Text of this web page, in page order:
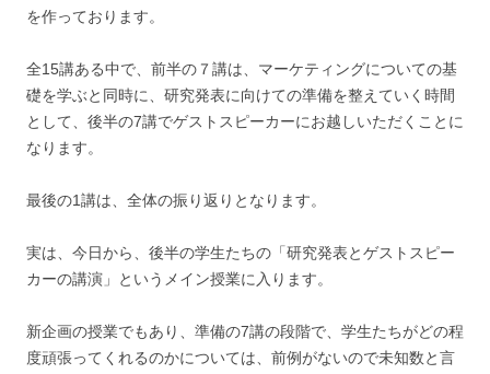
を作っております。
全15講ある中で、前半の７講は、マーケティングについての基
礎を学ぶと同時に、研究発表に向けての準備を整えていく時間
として、後半の7講でゲストスピーカーにお越しいただくことに
なります。
最後の1講は、全体の振り返りとなります。
実は、今日から、後半の学生たちの「研究発表とゲストスピー
カーの講演」というメイン授業に入ります。
新企画の授業でもあり、準備の7講の段階で、学生たちがどの程
度頑張ってくれるのかについては、前例がないので未知数と言